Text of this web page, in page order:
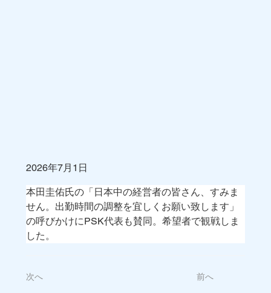
2026年7月1日
本田圭佑氏の「日本中の経営者の皆さん、すみま
せん。出勤時間の調整を宜しくお願い致します」
の呼びかけにPSK代表も賛同。希望者で観戦しま
した。
次へ 前へ